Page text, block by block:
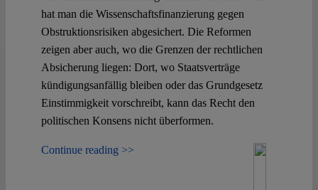
hat man die Wissenschaftsfinanzierung gegen
Obstruktionsrisiken abgesichert. Die Reformen
zeigen aber auch, wo die Grenzen der rechtlichen
Absicherung liegen: Dort, wo Staatsverträge
kündigungsanfällig bleiben oder das Grundgesetz
Einstimmigkeit vorschreibt, kann das Recht den
politischen Konsens nicht überformen.
Continue reading >>